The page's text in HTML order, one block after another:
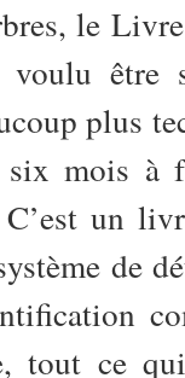
le
voulu
plus
six mois à
un
de
tout ce